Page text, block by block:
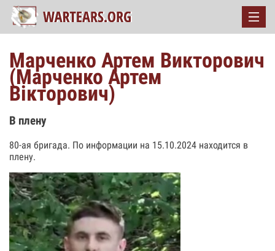
Марченко Артем Викторович
(Марченко Артем
Вікторович)
В плену
80-ая бригада. По информации на 15.10.2024 находится в
плену.